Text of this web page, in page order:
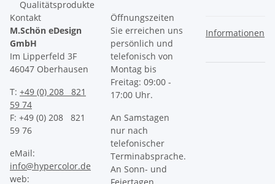
Qualitätsprodukte
Kontakt
M.Schön eDesign
GmbH
Im Lipperfeld 3F
46047 Oberhausen
T: +49 (0) 208 821
59 74
F: +49 (0) 208 821
59 76
eMail:
info@hypercolor.de
web:
Öffnungszeiten
Sie erreichen uns
persönlich und
telefonisch von
Montag bis
Freitag: 09:00 -
17:00 Uhr.
An Samstagen
nur nach
telefonischer
Terminabsprache.
An Sonn- und
Informationen